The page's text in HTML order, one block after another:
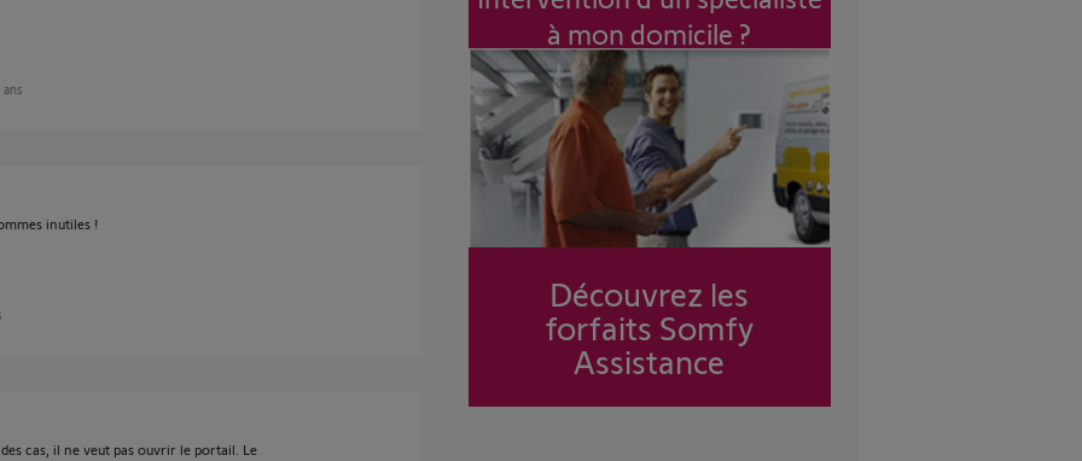
ans
inutiles !
cas, il ne veut pas ouvrir le portail. Le
à mon domicile ?
Découvrez les
forfaits Somfy
Assistance